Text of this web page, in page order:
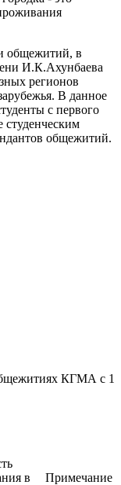
общежитий, в
И.К.Ахунбаева
регионов
В данное
с первого
студенческим
общежитий.
КГМА с 1
в
Примечание